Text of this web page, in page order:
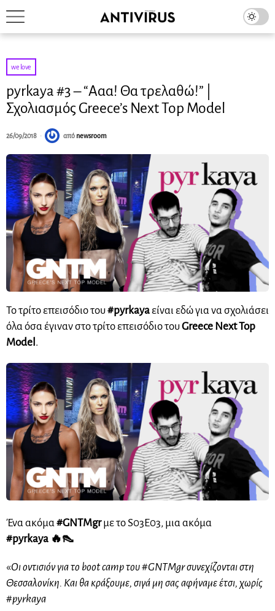
we love
pyrkaya #3 – “Ααα! Θα τρελαθώ!” |
Σχολιασμός Greece’s Next Top Model
26/09/2018 από newsroom
Το τρίτο επεισόδιο του#pyrkayaείναι εδώ για να σχολιάσει
όλα όσα έγιναν στο τρίτο επεισόδιο τουGreece Next Top
Model.
Ένα ακόμα #GNTMgrμε το S03E03, μια ακόμα
#pyrkaya 🔥👠
«Οι οντισιόν για το boot camp του #GNTMgr συνεχίζονται στη
Θεσσαλονίκη. Και θα κράξουμε, σιγά μη σας αφήναμε έτσι, χωρίς
#pyrkaya